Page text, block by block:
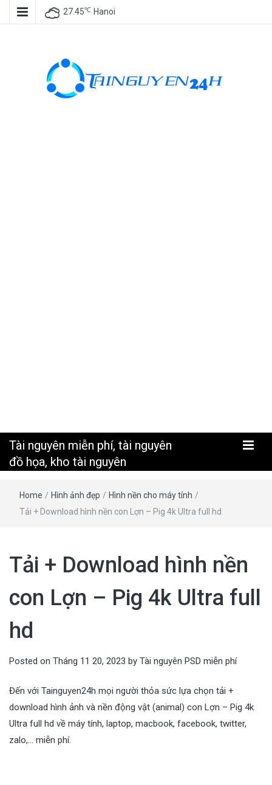
27.45℃ Hanoi
Tài nguyên miễn phí, tài nguyên
đồ họa, kho tài nguyên
Home / Hình ảnh đẹp / Hình nền cho máy tính /
Tải + Download hình nền con Lợn – Pig 4k Ultra full hd
Tải + Download hình nền
con Lợn – Pig 4k Ultra full
hd
Posted on Tháng 11 20, 2023 by Tài nguyên PSD miễn phí
Đến với Tainguyen24h mọi người thỏa sức lựa chọn tải +
download hình ảnh và nền động vật (animal) con Lợn – Pig 4k
Ultra full hd về máy tính, laptop, macbook, facebook, twitter,
zalo,… miễn phí.